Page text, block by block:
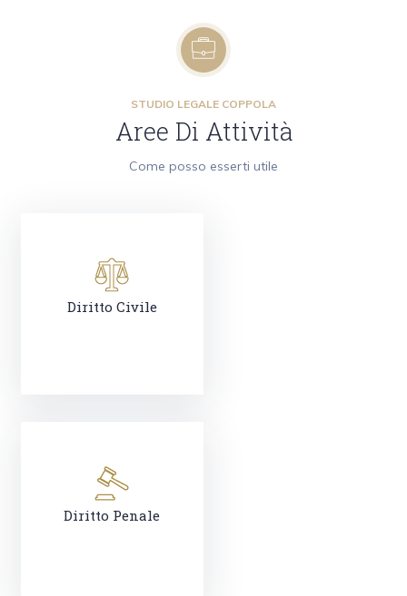
STUDIO LEGALE COPPOLA
Aree Di Attività
Come posso esserti utile
Diritto Civile
Diritto Penale